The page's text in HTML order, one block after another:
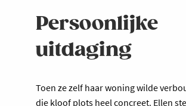
Persoonlijke
uitdaging
Toen ze zelf haar woning wilde
die kloof plots heel concreet. Ellen